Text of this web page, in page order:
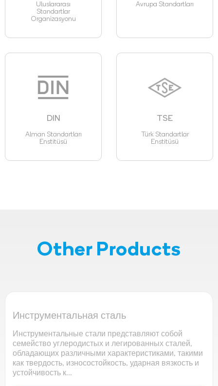
Uluslararası
Standartlar
Organizasyonu
Avrupa Standartları
DIN
Alman Standartları
Enstitüsü
TSE
Türk Standartlar
Enstitüsü
Other Products
Инструментальная сталь
Инструментальные стали представляют собой
семейство углеродистых и легированных сталей,
обладающих различными характеристиками, такими
как твердость, износостойкость, ударная вязкость и
устойчивость к...